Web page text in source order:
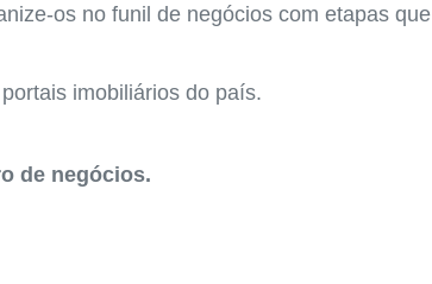
os no funil de negócios com etapas que
imobiliários do país.
de negócios.